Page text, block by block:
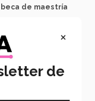
de maestría
impulsan
×
de